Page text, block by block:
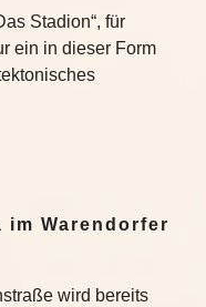
Stadion“, für
ein in dieser Form
im Warendorfer
wird bereits